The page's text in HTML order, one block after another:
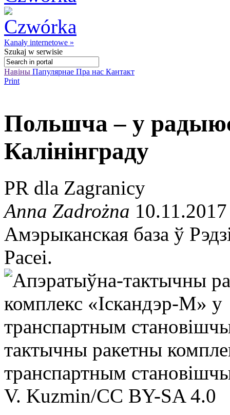
Kanały internetowe »
Szukaj w serwisie
Навіны Папулярнае Пра нас Кантакт
Print
Польшча – у
Калінінграду
PR dla Zagranicy
Anna Zadrożna
Амэрыканская база ў
Расеі.
тактычны ракетны
транспартным
V. Kuzmin/CC BY-SA 4.0